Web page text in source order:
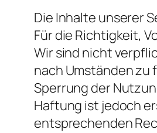
Die Inhalte unserer
Für die Richtigkeit,
Wir sind nicht
nach Umständen
Sperrung der
Haftung ist jedoch
entsprechenden